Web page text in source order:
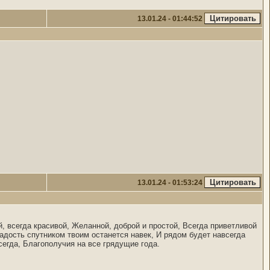
13.01.24 - 01:44:52
13.01.24 - 01:53:24
красивой, Желанной, доброй и простой, Всегда приветливой
спутником твоим останется навек, И рядом будет навсегда
Благополучия на все грядущие года.